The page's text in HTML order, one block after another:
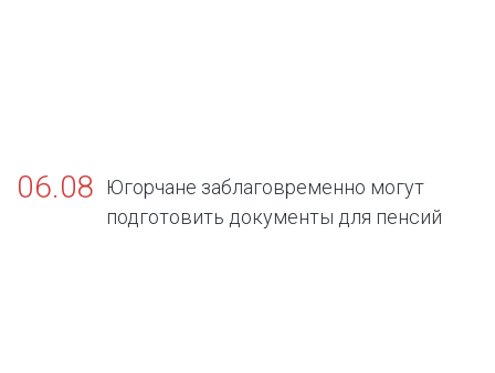
06.08
Югорчане заблаговременно могут
подготовить документы для пенсий